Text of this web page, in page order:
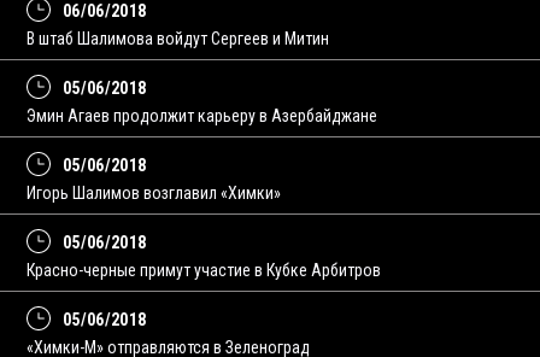
06/06/2018
В штаб Шалимова войдут Сергеев и Митин
05/06/2018
Эмин Агаев продолжит карьеру в Азербайджане
05/06/2018
Игорь Шалимов возглавил «Химки»
05/06/2018
Красно-черные примут участие в Кубке Арбитров
05/06/2018
«Химки-М» отправляются в Зеленоград